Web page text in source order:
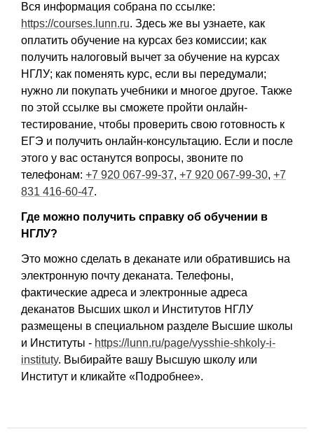
Вся информация собрана по ссылке:
https://courses.lunn.ru. Здесь же вы узнаете, как
оплатить обучение на курсах без комиссии; как
получить налоговый вычет за обучение на курсах
НГЛУ; как поменять курс, если вы передумали;
нужно ли покупать учебники и многое другое. Также
по этой ссылке вы сможете пройти онлайн-
тестирование, чтобы проверить свою готовность к
ЕГЭ и получить онлайн-консультацию. Если и после
этого у вас останутся вопросы, звоните по
телефонам: +7 920 067-99-37, +7 920 067-99-30, +7
831 416-60-47.
Где можно получить справку об обучении в
НГЛУ?
Это можно сделать в деканате или обратившись на
электронную почту деканата. Телефоны,
фактические адреса и электронные адреса
деканатов Высших школ и Институтов НГЛУ
размещены в специальном разделе Высшие школы
и Институты - https://lunn.ru/page/vysshie-shkoly-i-
instituty. Выбирайте вашу Высшую школу или
Институт и кликайте «Подробнее».